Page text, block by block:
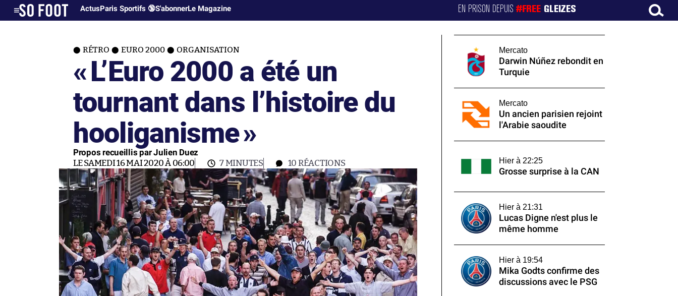
ActusParis Sportifs 🔞S'abonnerLe Magazine EN PRISON DEPUIS#FREE GLEIZES
RÉTRO EURO 2000 ORGANISATION
«L’Euro 2000 a été un
tournant dans l’histoire du
hooliganisme»
Propos recueillis par Julien Duez
LE SAMEDI 16 MAI 2020 À 06:00 7 MINUTES 10 RÉACTIONS
Mercato
Darwin Núñez rebondit en
Turquie
Mercato
Un ancien parisien rejoint
l'Arabie saoudite
Hier à 22:25
Grosse surprise à la CAN
Hier à 21:31
Lucas Digne n'est plus le
même homme
Hier à 19:54
Mika Godts confirme des
discussions avec le PSG